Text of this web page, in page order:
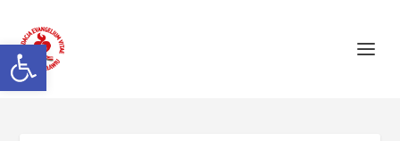
Otwórz pasek narzędzi